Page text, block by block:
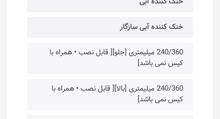
خنک کننده آبی سازگار
240/360 میلیمتری [جلو][ قابل نصب • همراه با
کیس نمی باشد]
240/360 میلیمتری [بالا][ قابل نصب • همراه با
کیس نمی باشد]